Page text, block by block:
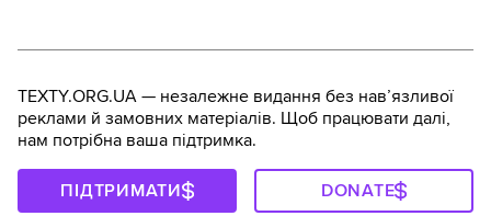
TEXTY.ORG.UA — незалежне видання без навʼязливої
реклами й замовних матеріалів. Щоб працювати далі,
нам потрібна ваша підтримка.
ПІДТРИМАТИ DONATE